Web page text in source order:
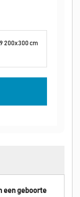
200x300 cm
een geboorte